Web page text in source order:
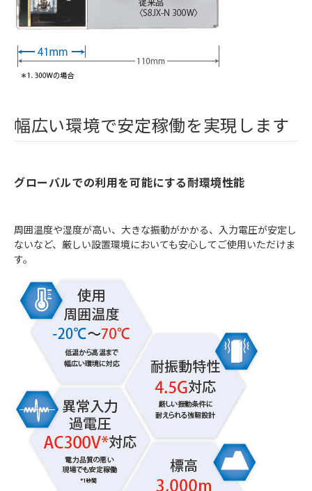
幅広い環境で安定稼働を実現します
グローバルでの利用を可能にする耐環境性能
周囲温度や湿度が高い、大きな振動がかかる、入力電圧が安定し
ないなど、厳しい設置環境においても安心してご使用いただけま
す。